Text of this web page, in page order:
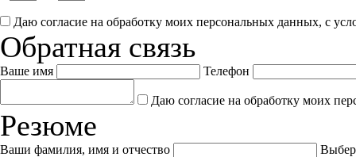
Даю согласие на обработку моих персональных данных, с
Обратная связь
Ваше имя Телефон
Даю согласие на обработку моих
Резюме
Ваши фамилия, имя и отчество